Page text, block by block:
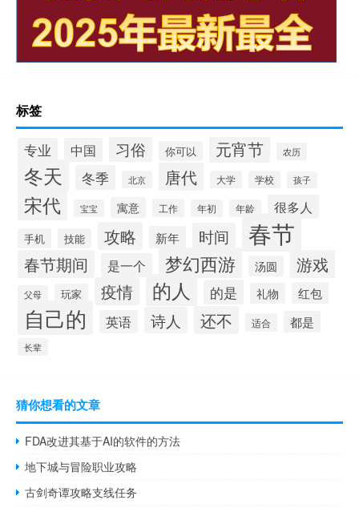
标签
专业 中国 习俗 你可以 元宵节 农历
冬天 冬季 北京 唐代 大学 学校 孩子
宋代 宝宝 寓意 工作 年初 年龄 很多人
手机 技能 攻略 新年 时间 春节
春节期间 是一个 梦幻西游 汤圆 游戏
父母 玩家 疫情 的人 的是 礼物 红包
自己的 英语 诗人 还不 适合 都是
长辈
猜你想看的文章
FDA改进其基于AI的软件的方法
地下城与冒险职业攻略
古剑奇谭攻略支线任务